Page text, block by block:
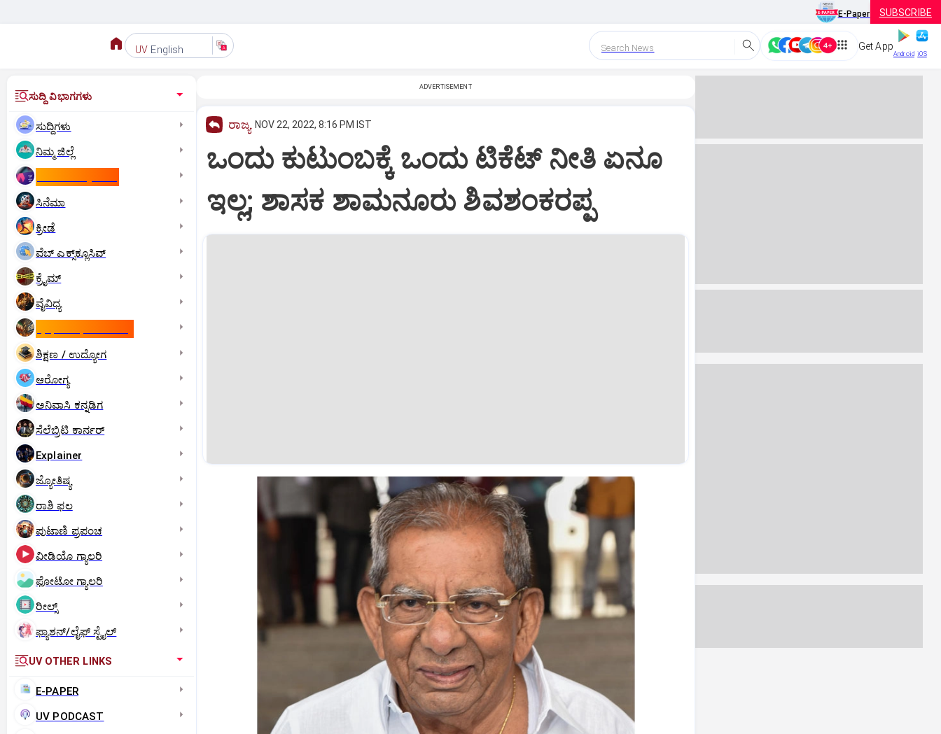
E-Paper SUBSCRIBE
UV English Search News Get App
Android iOS
ಸುದ್ದಿ ವಿಭಾಗಗಳು
ಸುದ್ದಿಗಳು
ನಿಮ್ಮ ಜಿಲ್ಲೆ
ಸಿನೆಮಾ
ಕ್ರೀಡೆ
ವೆಬ್ ಎಕ್ಸ್‌ಕ್ಲೂಸಿವ್
ಕ್ರೈಮ್
ವೈವಿಧ್ಯ
ಶಿಕ್ಷಣ / ಉದ್ಯೋಗ
ಆರೋಗ್ಯ
ಅನಿವಾಸಿ ಕನ್ನಡಿಗ
ಸೆಲೆಬ್ರಿಟಿ ಕಾರ್ನರ್‌
Explainer
ಜ್ಯೋತಿಷ್ಯ
ರಾಶಿ ಫಲ
ಪುಟಾಣಿ ಪ್ರಪಂಚ
ವೀಡಿಯೊ ಗ್ಯಾಲರಿ
ಫೋಟೋ ಗ್ಯಾಲರಿ
ರೀಲ್ಸ್
ಫ್ಯಾಶನ್/ಲೈಫ್‌ ಸ್ಟೈಲ್
UV OTHER LINKS
E-PAPER
UV PODCAST
ADVERTISEMENT
ರಾಜ್ಯ NOV 22, 2022, 8:16 PM IST
ಒಂದು ಕುಟುಂಬಕ್ಕೆ ಒಂದು ಟಿಕೆಟ್ ನೀತಿ ಏನೂ
ಇಲ್ಲ; ಶಾಸಕ ಶಾಮನೂರು ಶಿವಶಂಕರಪ್ಪ